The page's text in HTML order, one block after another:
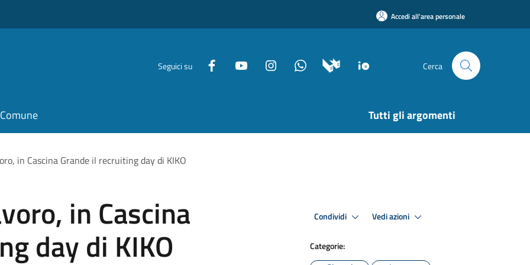
Accedi all'area personale
Seguici su Cerca
Tutti gli argomenti
in Cascina Grande il recruiting day di KIKO
in Cascina
day di KIKO
Condividi Vedi azioni
Categorie: